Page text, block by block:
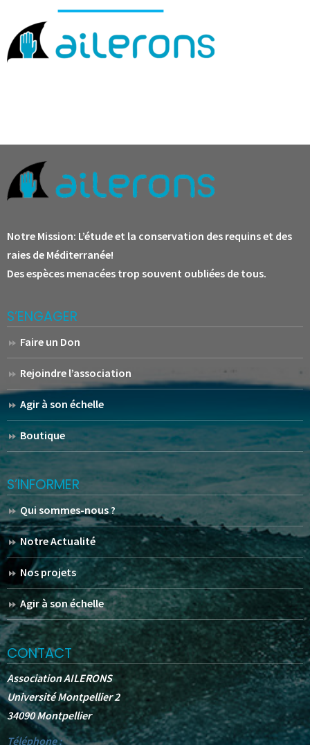
Notre Mission: L’étude et la conservation des requins et des
raies de Méditerranée!
Des espèces menacées trop souvent oubliées de tous.
S’ENGAGER
Faire un Don
Rejoindre l’association
Agir à son échelle
Boutique
S’INFORMER
Qui sommes-nous ?
Notre Actualité
Nos projets
Agir à son échelle
CONTACT
Association AILERONS
Université Montpellier 2
34090 Montpellier
Téléphone :